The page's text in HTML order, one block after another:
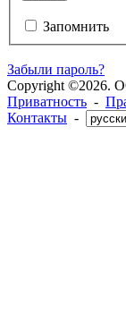
Запомнить
Забыли пароль?
Copyright ©2026.
Приватность -
Контакты -